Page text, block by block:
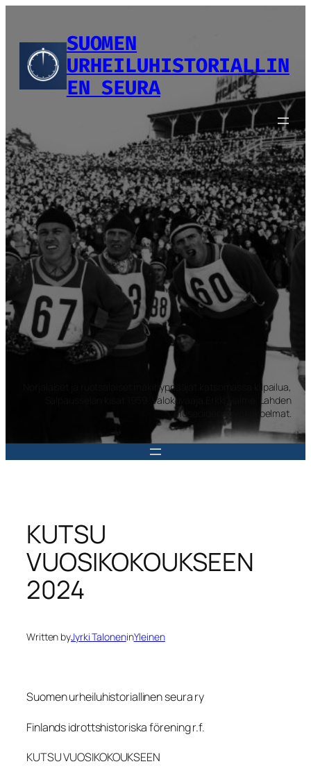
SUOMEN
URHEILUHISTORIALLIN
EN SEURA
Norjalaiset ja ruotsalaiset mäkihyppääjät katsomassa kilpailua,
Salpausselän kisat 1959. Valokuvaaja Erkki Halme. Lahden
museoiden kuvakokoelmat.
KUTSU
VUOSIKOKOUKSEEN
2024
Written byJyrki TaloneninYleinen
Suomen urheiluhistoriallinen seura ry
Finlands idrottshistoriska förening r.f.
KUTSU VUOSIKOKOUKSEEN